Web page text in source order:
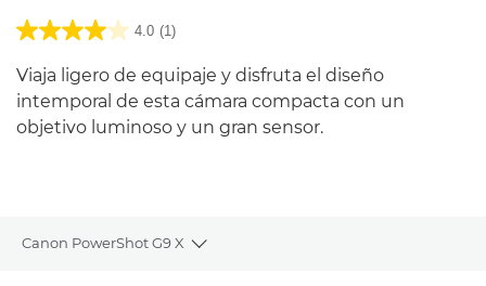
4.0 (1)
Viaja ligero de equipaje y disfruta el diseño
intemporal de esta cámara compacta con un
objetivo luminoso y un gran sensor.
Canon PowerShot G9 X
Toggle breadcrumbs